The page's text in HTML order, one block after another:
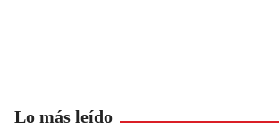
Lo más leído